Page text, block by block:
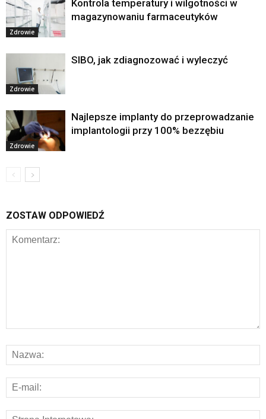
Zdrowie
Kontrola temperatury i wilgotności w
magazynowaniu farmaceutyków
Zdrowie
SIBO, jak zdiagnozować i wyleczyć
Zdrowie
Najlepsze implanty do przeprowadzanie
implantologii przy 100% bezzębiu
ZOSTAW ODPOWIEDŹ